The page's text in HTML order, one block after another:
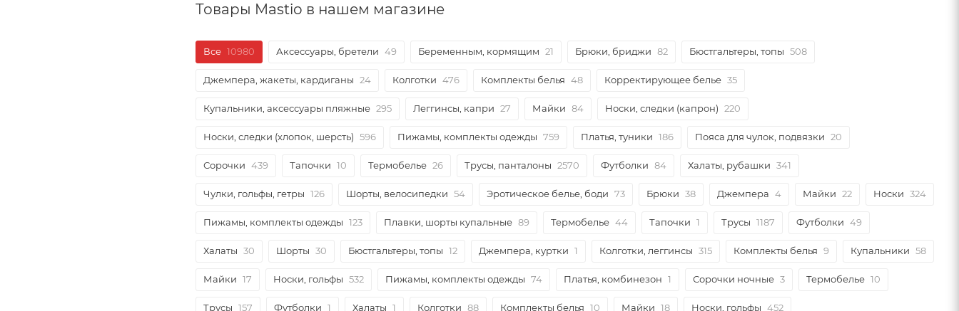
Товары Mastio в нашем магазине
Все 10980 Аксессуары, бретели 49 Беременным, кормящим 21 Брюки, бриджи 82 Бюстгальтеры, топы 508
Джемпера, жакеты, кардиганы 24 Колготки 476 Комплекты белья 48 Корректирующее белье 35
Купальники, аксессуары пляжные 295 Леггинсы, капри 27 Майки 84 Носки, следки (капрон) 220
Носки, следки (хлопок, шерсть) 596 Пижамы, комплекты одежды 759 Платья, туники 186 Пояса для чулок, подвязки 20
Сорочки 439 Тапочки 10 Термобелье 26 Трусы, панталоны 2570 Футболки 84 Халаты, рубашки 341
Чулки, гольфы, гетры 126 Шорты, велосипедки 54 Эротическое белье, боди 73 Брюки 38 Джемпера 4 Майки 22 Носки 324
Пижамы, комплекты одежды 123 Плавки, шорты купальные 89 Термобелье 44 Тапочки 1 Трусы 1187 Футболки 49
Халаты 30 Шорты 30 Бюстгальтеры, топы 12 Джемпера, куртки 1 Колготки, леггинсы 315 Комплекты белья 9 Купальники 58
Майки 17 Носки, гольфы 532 Пижамы, комплекты одежды 74 Платья, комбинезон 1 Сорочки ночные 3 Термобелье 10
Трусы 157 Футболки 1 Халаты 1 Колготки 88 Комплекты белья 10 Майки 18 Носки, гольфы 452